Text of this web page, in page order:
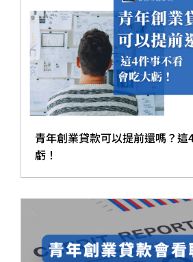
青年創業貸款可以提前還嗎？
虧！